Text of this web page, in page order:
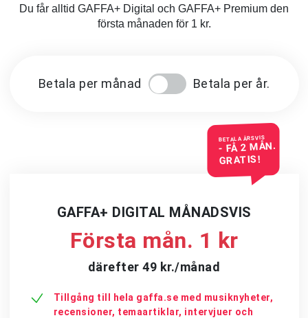
Du får alltid GAFFA+ Digital och GAFFA+ Premium den
första månaden för 1 kr.
Betala per månad Betala per år.
BETALA ÅRSVIS
- FÅ 2 MÅN.
GRATIS!
GAFFA+ DIGITAL MÅNADSVIS
Första mån. 1 kr
därefter 49 kr./månad
Tillgång till hela gaffa.se med musiknyheter,
recensioner, temaartiklar, intervjuer och